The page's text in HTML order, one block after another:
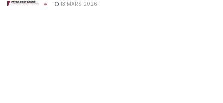
13 MARS 2026